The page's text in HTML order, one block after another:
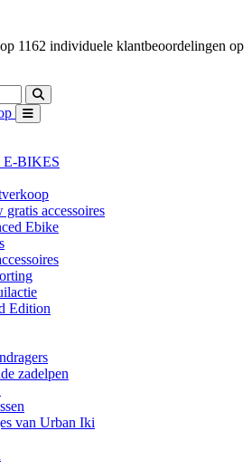
1162 individuele klantbeoordelingen op
BIKES
accessoires
Ebike
Edition
zadelpen
van Urban Iki